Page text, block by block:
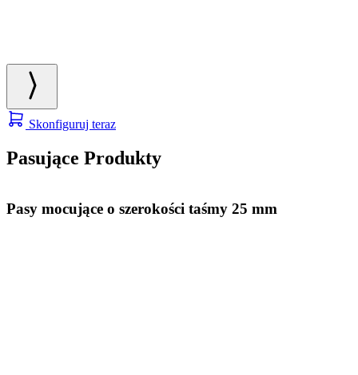
Skonfiguruj teraz
Pasujące Produkty
Pasy mocujące o szerokości taśmy 25 mm